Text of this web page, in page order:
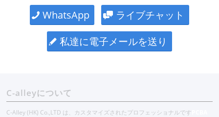
WhatsApp
ライブチャット
私達に電子メールを送り
C-alleyについて
C-Alley (HK) Co.,LTD は、カスタマイズされたプロフェッショナルです